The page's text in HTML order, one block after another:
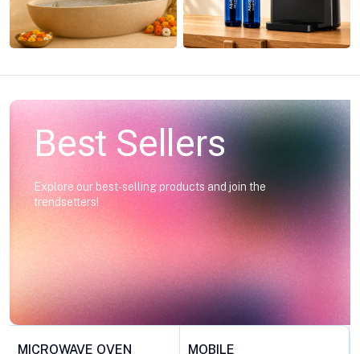
Best Sellers
Explore our best-selling products and join the
trendsetters!
MICROWAVE OVEN
MOBILE